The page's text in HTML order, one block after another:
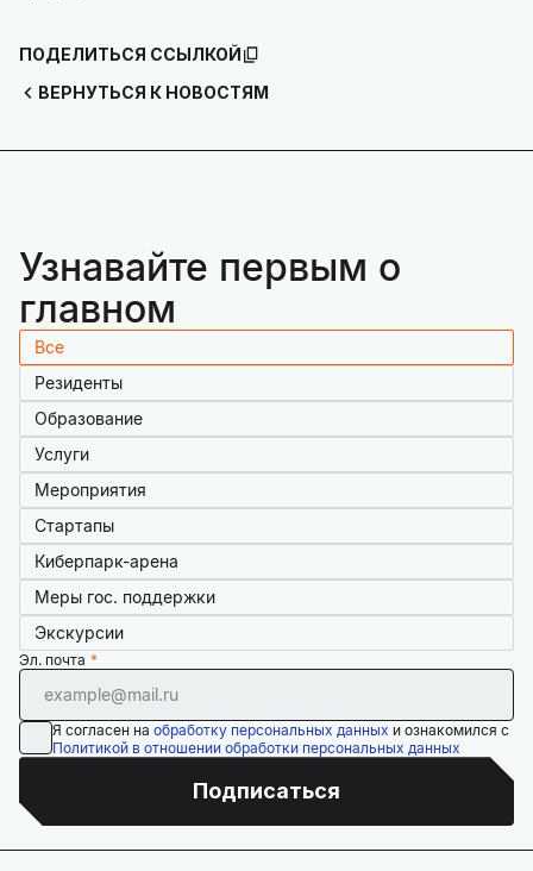
ВЕРНУТЬСЯ К НОВОСТЯМ
ПОДЕЛИТЬСЯ ССЫЛКОЙ
Узнавайте первым о
главном
Все
Резиденты
Образование
Услуги
Мероприятия
Стартапы
Киберпарк-арена
Меры гос. поддержки
Экскурсии
Эл. почта
Я согласен на обработку персональных данных и ознакомился с
Политикой в отношении обработки персональных данных
Подписаться